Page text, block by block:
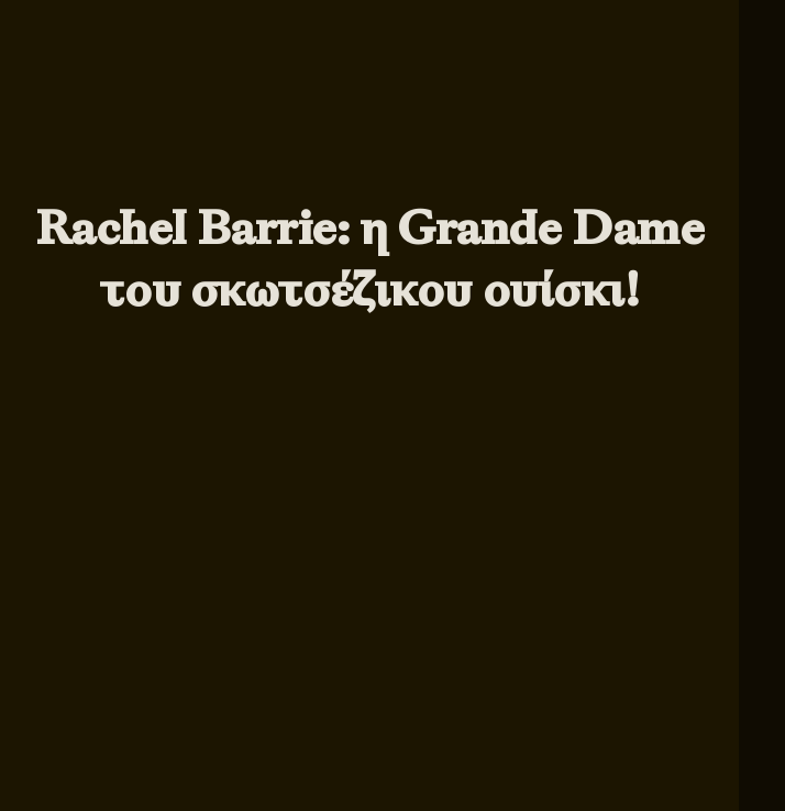
Rachel Barrie: η Grande Dame
του σκωτσέζικου ουίσκι!